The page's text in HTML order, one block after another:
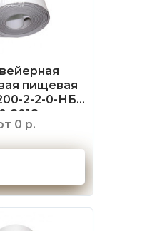
пищевая
2-2-0-НБ
2018
0 р.